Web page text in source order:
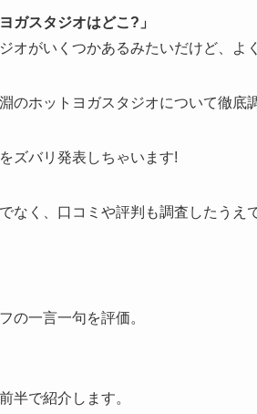
ガスタジオはどこ?」
オがいくつかあるみたいだけど、よ
のホットヨガスタジオについて徹底
ズバリ発表しちゃいます!
なく、口コミや評判も調査したうえ
の一言一句を評価。
半で紹介します。